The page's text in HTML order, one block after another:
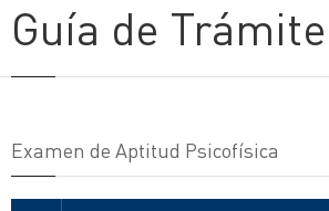
Guía de
Examen de Aptitud Psicofísica